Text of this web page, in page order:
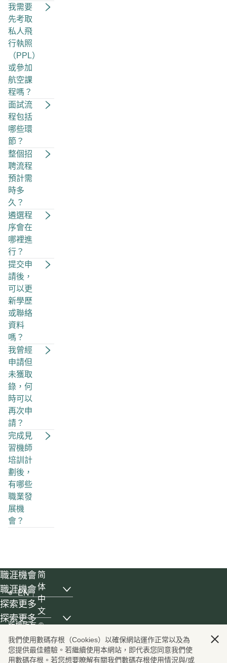
我需要
先考取
私人飛
行執照
（PPL）
或參加
航空課
程嗎？
面試流
程包括
哪些環
節？
整個招
聘流程
預計需
時多
久？
遴選程
序會在
哪裡進
行？
提交申
請後，
可以更
新學歷
或聯絡
資料
嗎？
我曾經
申請但
未獲取
錄，何
時可以
再次申
請？
完成見
習機師
培訓計
劃後，
有哪些
職業發
展機
會？
職涯機會
職涯機會
, list with 6 items, 1 of 3
探索更多
探索更多
, list with 4 items, 2 of 3
國泰世界
, list with 5 items, 3 of 3
版權所有©
國泰航空有限
公司 Cathay
Pacific
EN
简
体
中
文
我們使用數碼存根（Cookies）以確保網站運作正常以及為
您提供最佳體驗。若繼續使用本網站，即代表您同意我們使
用數碼存根。若您想要瞭解有關我們數碼存根使用情況與/或